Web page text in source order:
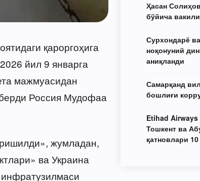
қароргоҳига
йил 9 январга
мажмуасидан
Россия Мудофаа
жумладан,
ва Украина
Ҳасан
бўйича
Сурхондарё
ноқонуний
аниқланди
Самарқанд
бошлиғи
Etihad Airways
Тошкент ва
қатновлари